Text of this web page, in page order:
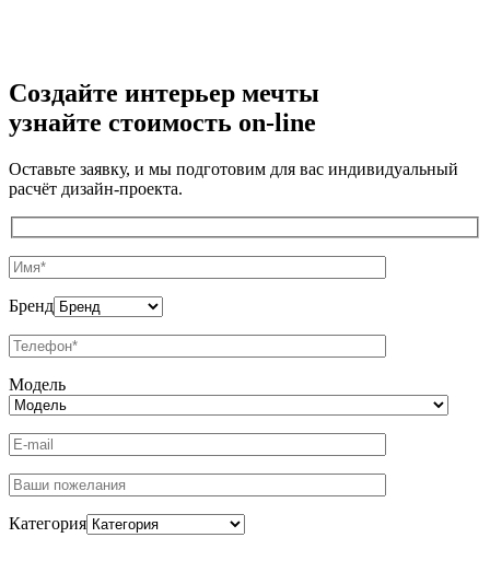
Создайте интерьер мечты
узнайте стоимость on-line
Оставьте заявку, и мы подготовим для вас индивидуальный
расчёт дизайн-проекта.
Бренд
Модель
Категория